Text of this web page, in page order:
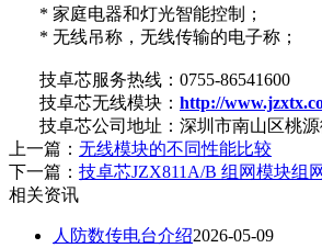
* 家庭电器和灯光智能控制；
* 无线吊称，无线传输的电子称；
技卓芯服务热线：0755-86541600
技卓芯无线模块： http://
技卓芯公司地址：深圳市南山区桃源
上一篇： 无线模块的不同性能比较
下一篇： 技卓芯JZX811A/B 组网模块组
相关资讯
人防数传电台介绍2026-05-09